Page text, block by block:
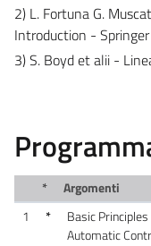
2) L. Fortuna G.
Introduction -
3) S. Boyd et alii -
* Argomenti
1
*
Basic
Automatic